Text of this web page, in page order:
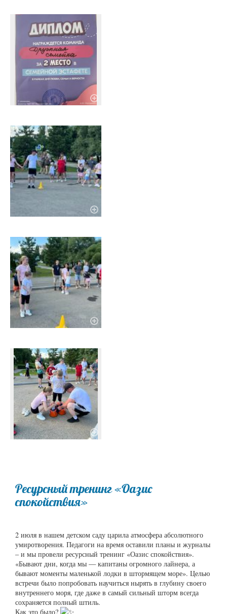
Ресурсный тренинг «Оазис
спокойствия»
2 июля в нашем детском саду царила атмосфера абсолютного
умиротворения. Педагоги на время оставили планы и журналы
– и мы провели ресурсный тренинг «Оазис спокойствия».
«Бывают дни, когда мы — капитаны огромного лайнера, а
бывают моменты маленькой лодки в штормящем море». Целью
встречи было попробовать научиться нырять в глубину своего
внутреннего моря, где даже в самый сильный шторм всегда
сохраняется полный штиль.
Как это было?